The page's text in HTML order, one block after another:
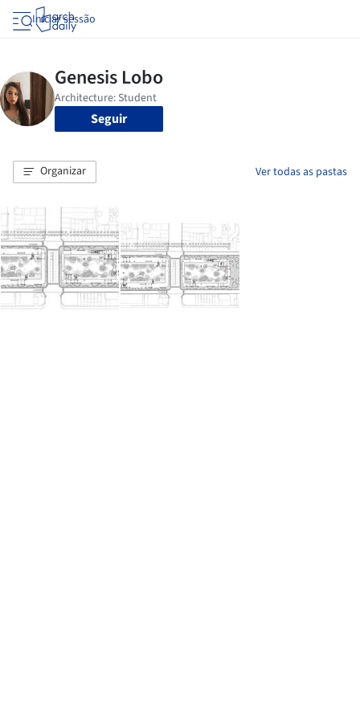
Iniciar sessão
Seguir
Organizar Ver todas as pastas